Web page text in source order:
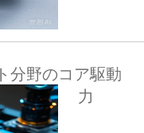
分野のコア駆動
力